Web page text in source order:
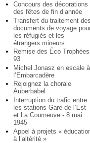
Concours des décorations
des fêtes de fin d’année
Transfert du traitement des
documents de voyage
les réfugiés et les
étrangers mineurs
Remise des Éco Trophées
93
Michel Jonasz en escale à
l’Embarcadère
Rejoignez la chorale
Auberbabel
Interruption du trafic entre
les stations Gare de l’Est
et La Courneuve - 8 mai
1945
Appel à projets «
à l’altérité »